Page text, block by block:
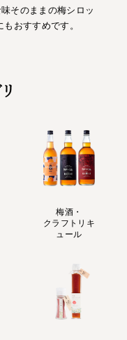
そのままの梅シロッ
おすすめです。
梅酒・
クラフトリキ
ュール